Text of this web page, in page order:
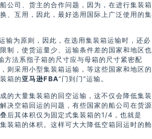
公司、货主的合作问题，因为，在进行集装箱
、互用，因此，最好选用国际上广泛使用的集
输为原则，因此，在选用集装箱运输时，还必
制，使货运量少、运输条件差的国家和地区也
方法系指子箱的尺寸应与母箱的尺寸紧密配
则采用小型集装箱运输，等这些国家和地区的
箱的亚马逊FBA“门到门”运输。
的大量集装箱的回空运输，这不仅会降低集装
决空箱回运的问题，有些国家的船公司在货源
后其体积仅为固定式集装箱的1/4，也就是
装箱的体积。这样可大大降低空箱回运时的舱